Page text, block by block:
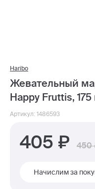
Haribo
Жевательный
Happy Fruttis, 175
Артикул: 1486593
405 450
Начислим за